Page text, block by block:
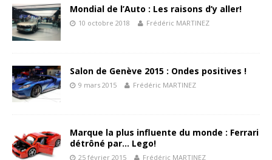
Mondial de l’Auto : Les raisons d’y aller!
10 octobre 2018 Frédéric MARTINEZ
Salon de Genève 2015 : Ondes positives !
9 mars 2015 Frédéric MARTINEZ
Marque la plus influente du monde : Ferrari
détrôné par… Lego!
25 février 2015 Frédéric MARTINEZ